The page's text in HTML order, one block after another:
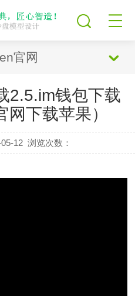
官网
2.5.im钱包下载
下载苹果）
12 浏览次数：